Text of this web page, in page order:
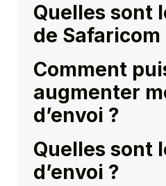
Quelles sont
de Safaricom
Comment
augmenter
d’envoi ?
Quelles sont
d’envoi ?